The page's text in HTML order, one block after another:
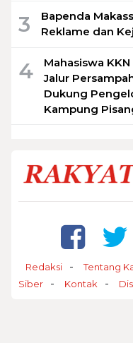
3
Bapenda
Reklame dan
4
Mahasiswa
Jalur
Dukung
Kampung
Redaksi Tentang
Siber
Kontak